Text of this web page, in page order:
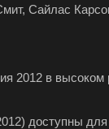
Сайлас
2012 в
доступны